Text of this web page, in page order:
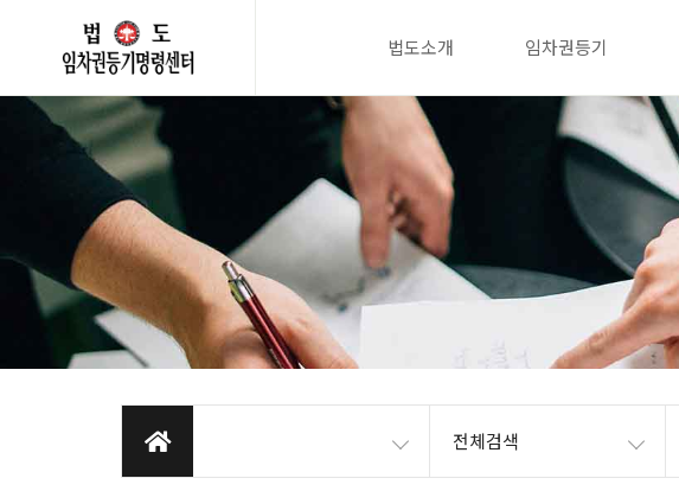
법도소개 임차권등기
전체검색